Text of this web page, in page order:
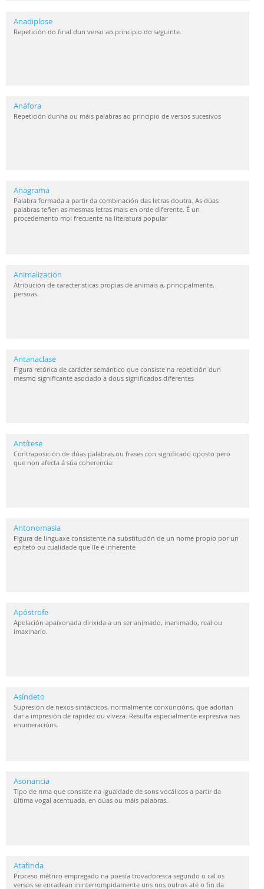
Anadiplose
Repetición do final dun verso ao principio do seguinte.
Anáfora
Repetición dunha ou máis palabras ao principio de versos sucesivos
Anagrama
Palabra formada a partir da combinación das letras doutra. As dúas
palabras teñen as mesmas letras mais en orde diferente. É un
procedemento moi frecuente na literatura popular
Animalización
Atribución de características propias de animais a, principalmente,
persoas.
Antanaclase
Figura retórica de carácter semántico que consiste na repetición dun
mesmo significante asociado a dous significados diferentes
Antítese
Contraposición de dúas palabras ou frases con significado oposto pero
que non afecta á súa coherencia.
Antonomasia
Figura de linguaxe consistente na substitución de un nome propio por un
epíteto ou cualidade que lle é inherente
Apóstrofe
Apelación apaixonada dirixida a un ser animado, inanimado, real ou
imaxinario.
Asíndeto
Supresión de nexos sintácticos, normalmente conxuncións, que adoitan
dar a impresión de rapidez ou viveza. Resulta especialmente expresiva nas
enumeracións.
Asonancia
Tipo de rima que consiste na igualdade de sons vocálicos a partir da
última vogal acentuada, en dúas ou máis palabras.
Atafinda
Proceso métrico empregado na poesía trovadoresca segundo o cal os
versos se encadean ininterrompidamente uns nos outros até o fin da